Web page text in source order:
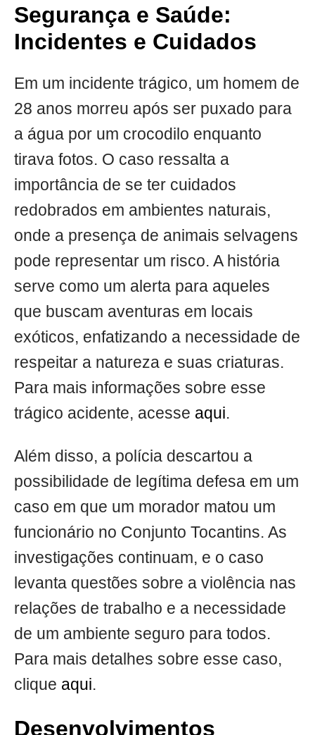
Segurança e Saúde:
Incidentes e Cuidados
Em um incidente trágico, um homem de
28 anos morreu após ser puxado para
a água por um crocodilo enquanto
tirava fotos. O caso ressalta a
importância de se ter cuidados
redobrados em ambientes naturais,
onde a presença de animais selvagens
pode representar um risco. A história
serve como um alerta para aqueles
que buscam aventuras em locais
exóticos, enfatizando a necessidade de
respeitar a natureza e suas criaturas.
Para mais informações sobre esse
trágico acidente, acesse aqui.
Além disso, a polícia descartou a
possibilidade de legítima defesa em um
caso em que um morador matou um
funcionário no Conjunto Tocantins. As
investigações continuam, e o caso
levanta questões sobre a violência nas
relações de trabalho e a necessidade
de um ambiente seguro para todos.
Para mais detalhes sobre esse caso,
clique aqui.
Desenvolvimentos